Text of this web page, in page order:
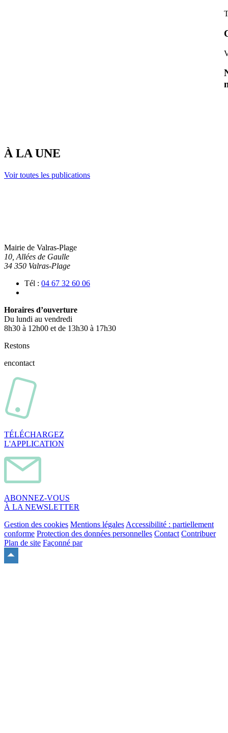
À LA UNE
Voir toutes les publications
Mairie de Valras-Plage
10, Allées de Gaulle
34 350 Valras-Plage
Tél : 04 67 32 60 06
Horaires d’ouverture
Du lundi au vendredi
8h30 à 12h00 et de 13h30 à 17h30
Restons
encontact
TÉLÉCHARGEZ
L'APPLICATION
ABONNEZ-VOUS
À LA NEWSLETTER
Gestion des cookies Mentions légalesAccessibilité : partiellement
conforme Protection des données personnelles Contact Contribuer
Plan de site Façonné par